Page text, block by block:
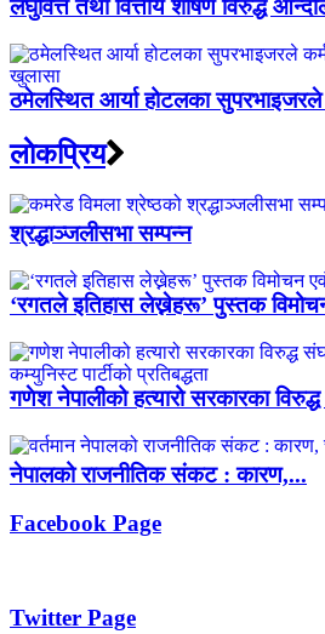
लघुवित्त तथा वित्तीय शोषण विरुद्ध
ठमेलस्थित आर्या होटलका सुपरभाइजरले
लाेकप्रिय
श्रद्धाञ्जलीसभा सम्पन्न
‘रगतले इतिहास लेख्नेहरू’ पुस्तक
गणेश नेपालीको हत्यारो सरकारका
नेपालको राजनीतिक संकट : कारण,...
Facebook Page
Twitter Page